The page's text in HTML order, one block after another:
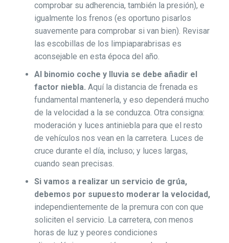
comprobar su adherencia, también la presión), e
igualmente los frenos (es oportuno pisarlos
suavemente para comprobar si van bien). Revisar
las escobillas de los limpiaparabrisas es
aconsejable en esta época del año.
Al binomio coche y lluvia se debe añadir el
factor niebla. Aquí la distancia de frenada es
fundamental mantenerla, y eso dependerá mucho
de la velocidad a la se conduzca. Otra consigna:
moderación y luces antiniebla para que el resto
de vehículos nos vean en la carretera. Luces de
cruce durante el día, incluso; y luces largas,
cuando sean precisas.
Si vamos a realizar un servicio de grúa,
debemos por supuesto moderar la velocidad,
independientemente de la premura con con que
soliciten el servicio. La carretera, con menos
horas de luz y peores condiciones